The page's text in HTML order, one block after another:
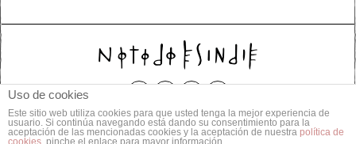
© 2014 Todos los derechos reservados.
Uso de cookies
Este sitio web utiliza cookies para que usted tenga la mejor experiencia de
usuario. Si continúa navegando está dando su consentimiento para la
aceptación de las mencionadas cookies y la aceptación de nuestra política de
cookies , pinche el enlace para mayor información.